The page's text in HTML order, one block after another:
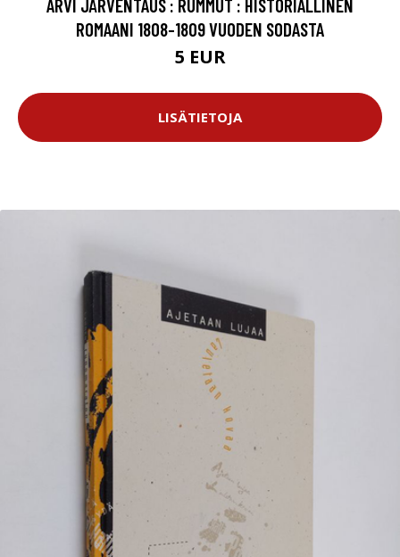
ARVI JÄRVENTAUS : RUMMUT : HISTORIALLINEN
ROMAANI 1808-1809 VUODEN SODASTA
5 EUR
LISÄTIETOJA